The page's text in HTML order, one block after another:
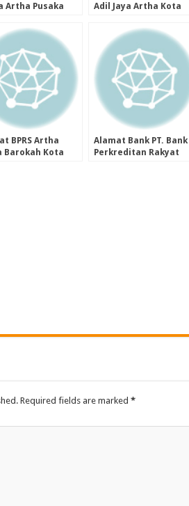
Artha Pusaka
Barat
Adil Jaya Artha Kota
Jawa Tengah
BPRS Artha
Barokah Kota
Alamat Bank PT. Bank
Perkreditan Rakyat
Required fields are marked *